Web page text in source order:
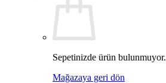
Sepetinizde ürün bulunmuyor.
Mağazaya geri dön